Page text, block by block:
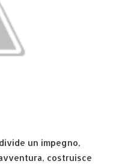
un impegno,
costruisce